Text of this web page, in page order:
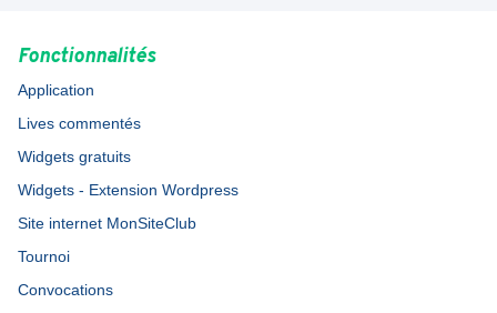
Fonctionnalités
Application
Lives commentés
Widgets gratuits
Widgets - Extension Wordpress
Site internet MonSiteClub
Tournoi
Convocations